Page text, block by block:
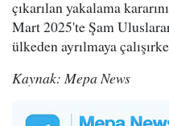
çıkarılan yakalama
Mart 2025'te Şam
ülkeden ayrılmaya
Kaynak: Mepa News